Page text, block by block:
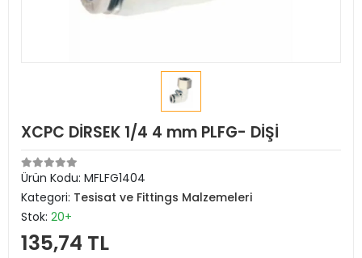
XCPC DİRSEK 1/4 4 mm PLFG- DİŞİ
Ürün Kodu: MFLFG1404
Kategori: Tesisat ve Fittings Malzemeleri
Stok: 20+
135,74 TL